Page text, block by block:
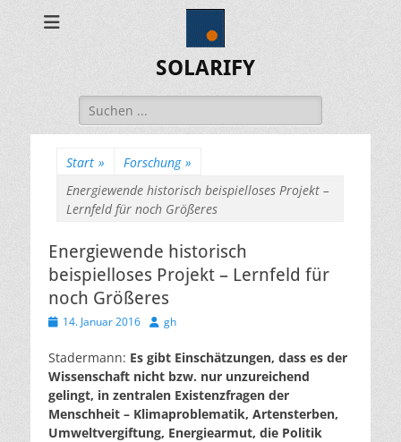
SOLARIFY
Suchen
nach:
Start » Forschung »
Energiewende historisch beispielloses Projekt –
Lernfeld für noch Größeres
Energiewende historisch
beispielloses Projekt – Lernfeld für
noch Größeres
Veröffentlicht
14. Januar 2016 Autor
gh
Stadermann: Es gibt Einschätzungen, dass es der
Wissenschaft nicht bzw. nur unzureichend
gelingt, in zentralen Existenzfragen der
Menschheit – Klimaproblematik, Artensterben,
Umweltvergiftung, Energiearmut, die Politik